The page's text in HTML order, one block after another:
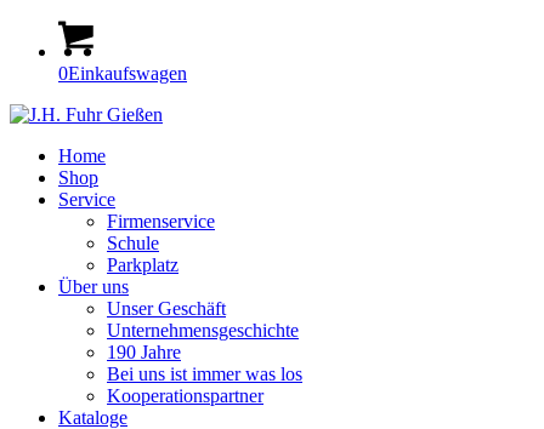
0Einkaufswagen
Home
Shop
Service
Firmenservice
Schule
Parkplatz
Über uns
Unser Geschäft
Unternehmensgeschichte
190 Jahre
Bei uns ist immer was los
Kooperationspartner
Kataloge